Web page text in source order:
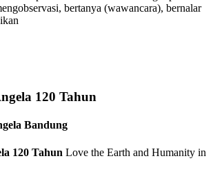
bertanya (wawancara), bernalar
120 Tahun
Bandung
120 Tahun Love the Earth and Humanity in